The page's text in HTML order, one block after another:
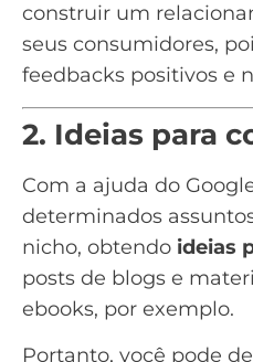
construir um
seus consumidores,
feedbacks positivos e
2. Ideias para
Com a ajuda do
determinados
nicho, obtendo ideias
posts de blogs e
ebooks, por exemplo.
Portanto, você pode